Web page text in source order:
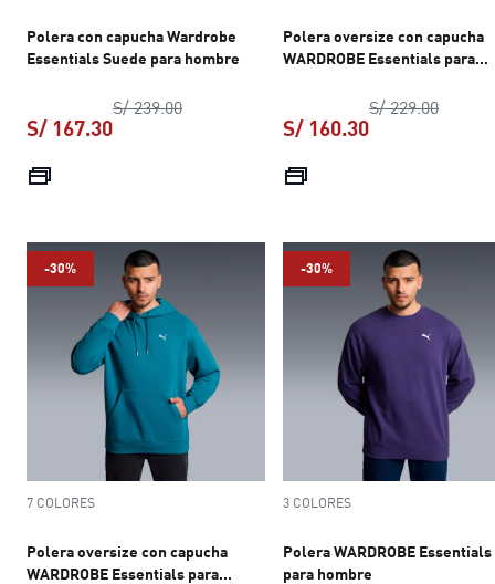
Polera con capucha Wardrobe
Essentials Suede para hombre
S/ 239.00precio original S/ 239.00
S/ 167.30
precio actual S/ 167.30
Polera oversize con capucha
WARDROBE Essentials para
S/ 229.00precio
S/ 160.30
-30%
7 COLORES
Polera oversize con capucha
WARDROBE Essentials para
-30%
3 COLORES
Polera WARDROBE Essentials
para hombre